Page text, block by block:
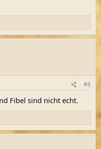
#6
Fibel sind nicht echt.